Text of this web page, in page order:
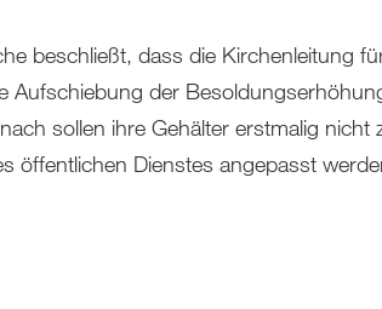
beschließt, dass die Kirchenleitung
Aufschiebung der
sollen ihre Gehälter erstmalig nicht
öffentlichen Dienstes angepasst